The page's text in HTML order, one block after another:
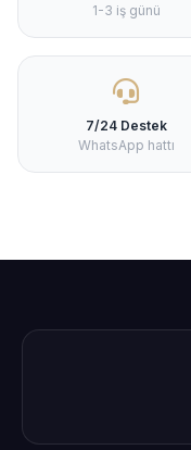
1-3 iş günü
7/24 Destek
WhatsApp hattı